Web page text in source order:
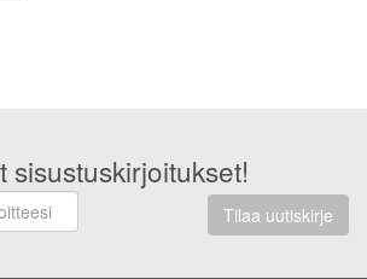
sisustuskirjoitukset!
Tilaa uutiskirje